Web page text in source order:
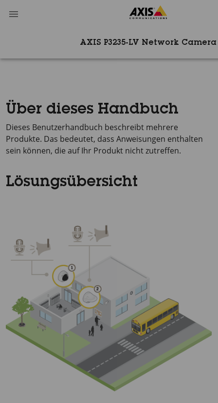
AXIS P3235-LV Network Camera
Über dieses Handbuch
Dieses Benutzerhandbuch beschreibt mehrere
Produkte. Das bedeutet, dass Anweisungen enthalten
sein können, die auf Ihr Produkt nicht zutreffen.
Lösungsübersicht